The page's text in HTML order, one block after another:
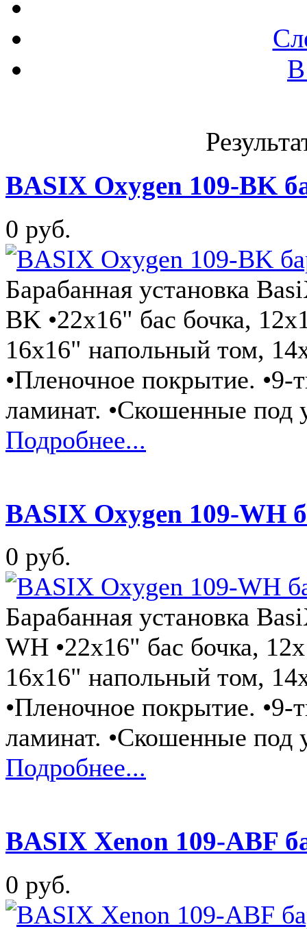
BASIX Oxygen 109-BK
0 руб.
Барабанная установка
BK •22x16" бас бочка,
16x16" напольный том,
•Пленочное покрытие.
ламинат. •Скошенные
Подробнее...
BASIX Oxygen 109-WH
0 руб.
Барабанная установка
WH •22x16" бас бочка,
16x16" напольный том,
•Пленочное покрытие.
ламинат. •Скошенные
Подробнее...
BASIX Xenon 109-ABF
0 руб.